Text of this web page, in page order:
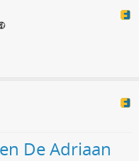
De Adriaan